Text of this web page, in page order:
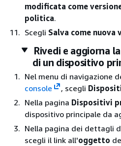
modificata come
politica.
Scegli Salva come nuova
Rivedi e aggiorna
di un dispositivo
Nel menu di navigazione
console
, scegli
Nella pagina Dispositivi
dispositivo principale da
Nella pagina dei dettagli
scegli il link all'oggetto